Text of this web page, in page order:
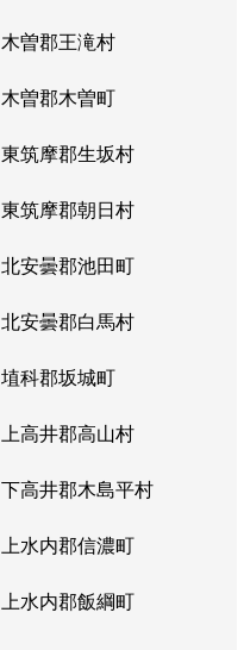
木曽郡王滝村
木曽郡木曽町
東筑摩郡生坂村
東筑摩郡朝日村
北安曇郡池田町
北安曇郡白馬村
埴科郡坂城町
上高井郡高山村
下高井郡木島平村
上水内郡信濃町
上水内郡飯綱町